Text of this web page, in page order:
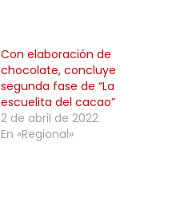
Con elaboración de
chocolate, concluye
segunda fase de “La
escuelita del cacao”
2 de abril de 2022
En «Regional»